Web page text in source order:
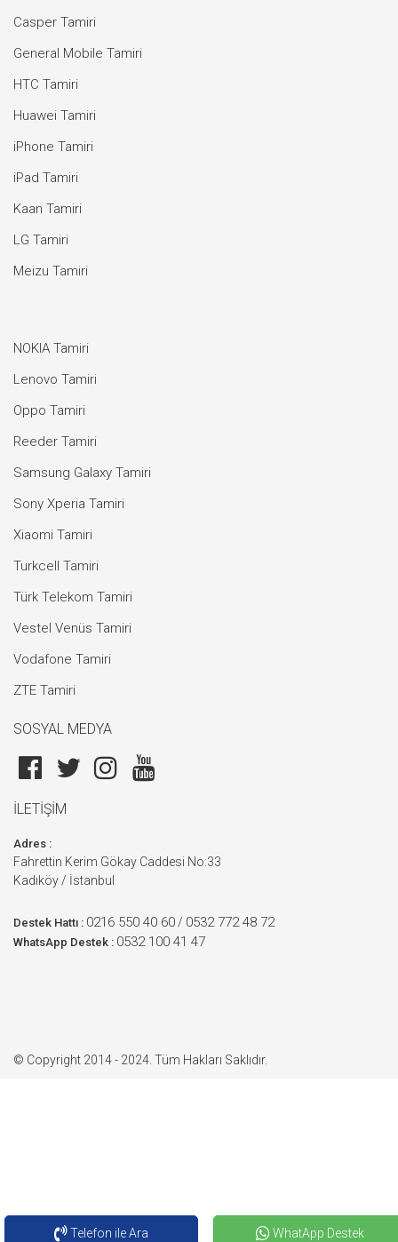
WhatApp Destek
Telefon ile Ara
Casper Tamiri
General Mobile Tamiri
HTC Tamiri
Huawei Tamiri
iPhone Tamiri
iPad Tamiri
Kaan Tamiri
LG Tamiri
Meizu Tamiri
NOKIA Tamiri
Lenovo Tamiri
Oppo Tamiri
Reeder Tamiri
Samsung Galaxy Tamiri
Sony Xperia Tamiri
Xiaomi Tamiri
Turkcell Tamiri
Türk Telekom Tamiri
Vestel Venüs Tamiri
Vodafone Tamiri
ZTE Tamiri
SOSYAL MEDYA
İLETİŞİM
Adres :
Fahrettin Kerim Gökay Caddesi No:33
Kadıköy / İstanbul
Destek Hattı : 0216 550 40 60 / 0532 772 48 72
WhatsApp Destek : 0532 100 41 47
© Copyright 2014 - 2024. Tüm Hakları Saklıdır.